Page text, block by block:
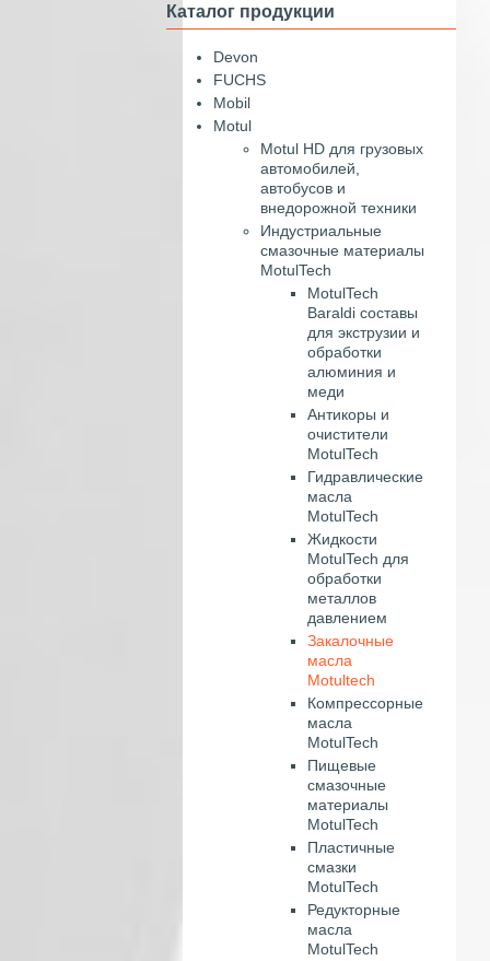
Каталог продукции
Devon
FUCHS
Mobil
Motul
Motul HD для грузовых
автомобилей,
автобусов и
внедорожной техники
Индустриальные
смазочные материалы
MotulTech
MotulTech
Baraldi составы
для экструзии и
обработки
алюминия и
меди
Антикоры и
очистители
MotulTech
Гидравлические
масла
MotulTech
Жидкости
MotulTech для
обработки
металлов
давлением
Закалочные
масла
Motultech
Компрессорные
масла
MotulTech
Пищевые
смазочные
материалы
MotulTech
Пластичные
смазки
MotulTech
Редукторные
масла
MotulTech